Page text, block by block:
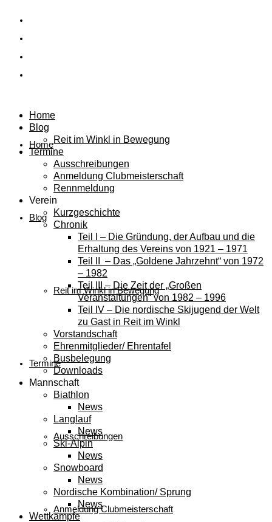
Home
Blog
Reit im Winkl in Bewegung
Termine
Ausschreibungen
Anmeldung Clubmeisterschaft
Home
Blog
Reit im Winkl in Bewegung
Termine
Ausschreibungen
Anmeldung Clubmeisterschaft
Rennmeldung
Verein
Kurzgeschichte
Chronik
Teil I – Die Gründung, der Aufbau und die
Erhaltung des Vereins von 1921 – 1971
Teil II – Das „Goldene Jahrzehnt“ von 1972
– 1982
Teil III – Die Zeit der „Großen
Veranstaltungen“ von 1982 – 1996
Teil IV – Die nordische Skijugend der Welt
zu Gast in Reit im Winkl
Vorstandschaft
Ehrenmitglieder/ Ehrentafel
Busbelegung
Downloads
Mannschaft
Biathlon
News
Langlauf
News
Ski-Alpin
News
Snowboard
News
Nordische Kombination/ Sprung
News
Wettkämpfe